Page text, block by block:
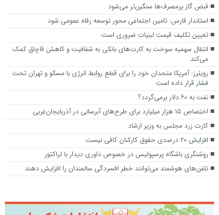
قبض گاز پرمصرف‌ها سنگین‌تر می‌شود
استاندار فارس: تامین اجتماعی محور توسعه رفاه عمومی شود
تعیین تکلیف قیمت لبنیات ضروری است
انتقال سهمیه سوخت به کارت‌های بانکی به شفافیت و کاهش قاچاق کمک
می‌کند
رویترز: آمریکا متحدان خود را برای قطع روابط انرژی با مسکو و تهران تحت
فشار قرار داده است
نفت به ۶۰ دلار برمی‌گردد؟
اختصاص ۱۵ هزار میلیارد برای طرح‌های آبرسانی در آذربایجان‌غربی
کارت زرد مجلس به وزیر ارشاد
افزایش ۲۰ درصدی حقوق کارکنان کافی نیست
روشنگری باشگاه پرسپولیس در خصوص داوری دیدار با تراکتور
تلفن‌های هوشمند می‌توانند خطر افسردگی سالمندان را افزایش دهند